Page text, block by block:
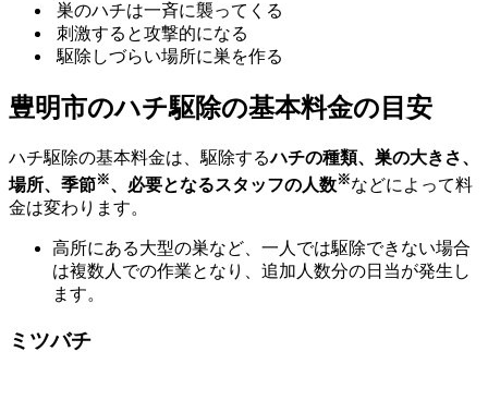
巣のハチは一斉に襲ってくる
刺激すると攻撃的になる
駆除しづらい場所に巣を作る
豊明市のハチ駆除の基本料金の目安
ハチ駆除の基本料金は、駆除するハチの種類、巣の大きさ、
場所、季節※、必要となるスタッフの人数※などによって料
金は変わります。
高所にある大型の巣など、一人では駆除できない場合
は複数人での作業となり、追加人数分の日当が発生し
ます。
ミツバチ